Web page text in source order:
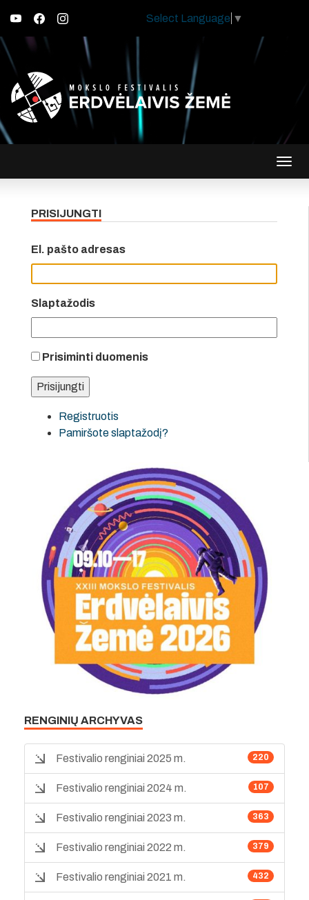
Select Language ▼
PRISIJUNGTI
El. pašto adresas
Slaptažodis
Prisiminti duomenis
Registruotis
Pamiršote slaptažodį?
RENGINIŲ ARCHYVAS
220
Festivalio renginiai 2025 m.
107
Festivalio renginiai 2024 m.
363
Festivalio renginiai 2023 m.
379
Festivalio renginiai 2022 m.
432
Festivalio renginiai 2021 m.